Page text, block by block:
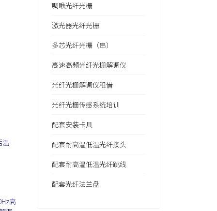
温
高
啁啾光纤光栅
激光器光纤光栅
多芯光纤光栅（串）
高速高频光纤光栅解调仪
光纤光栅解调仪租借
光纤光栅传感系统培训
配套安装卡具
配套耐高温低温光纤接头
配套耐高温低温光纤跳线
配套光纤法兰盘